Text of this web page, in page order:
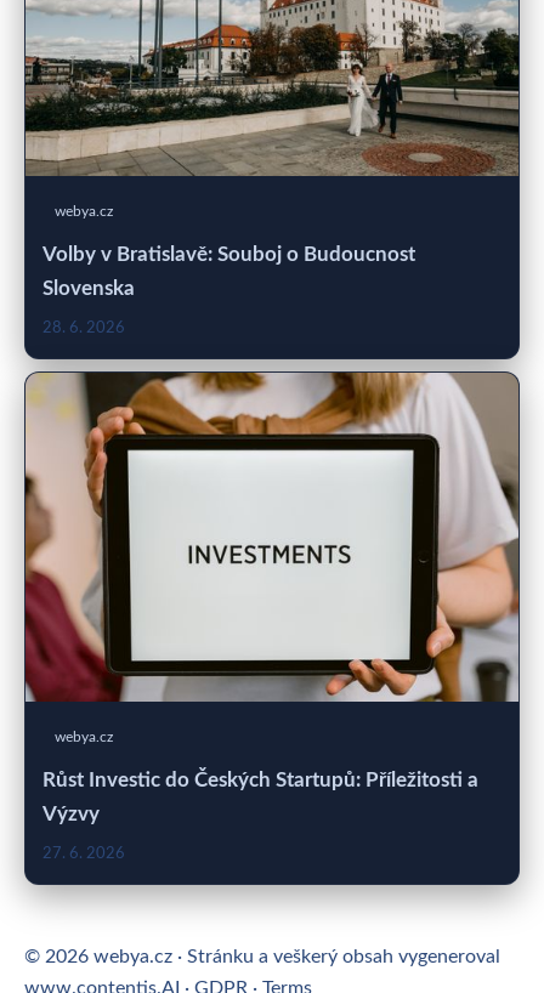
webya.cz
Volby v Bratislavě: Souboj o Budoucnost
Slovenska
28. 6. 2026
webya.cz
Růst Investic do Českých Startupů: Příležitosti a
Výzvy
27. 6. 2026
© 2026 webya.cz · Stránku a veškerý obsah vygeneroval
www.contentis.AI · GDPR · Terms